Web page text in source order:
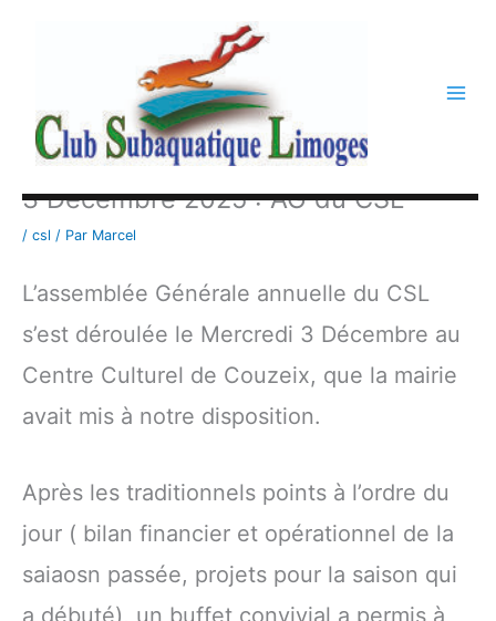
3 Décembre 2025 : AG du CSL
/ csl / Par Marcel
L’assemblée Générale annuelle du CSL
s’est déroulée le Mercredi 3 Décembre au
Centre Culturel de Couzeix, que la mairie
avait mis à notre disposition.
Après les traditionnels points à l’ordre du
jour ( bilan financier et opérationnel de la
saiaosn passée, projets pour la saison qui
a débuté), un buffet convivial a permis à